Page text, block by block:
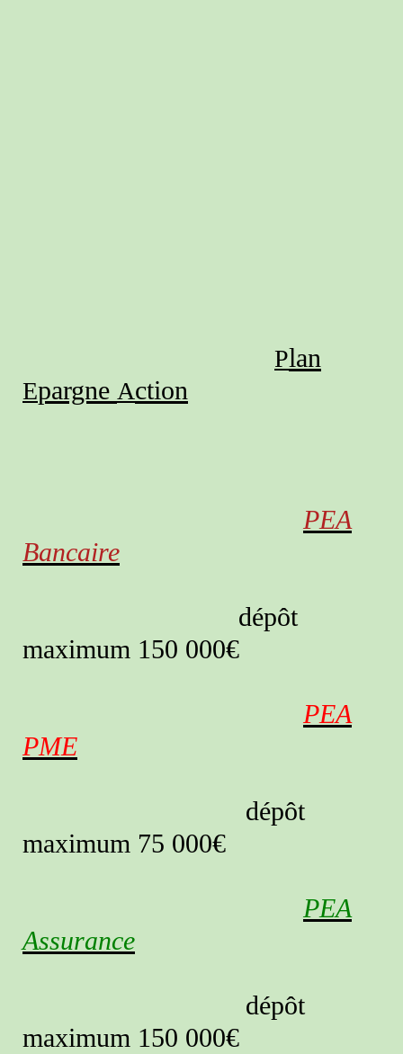
Plan
Epargne Action
PEA
Bancaire
dépôt
maximum 150 000€
PEA
PME
dépôt
maximum 75 000€
PEA
Assurance
dépôt
maximum 150 000€